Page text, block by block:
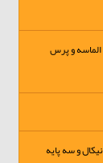
و پرس
و سه پایه